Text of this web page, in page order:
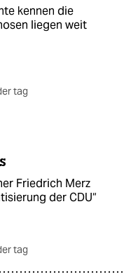
kennen die
liegen weit
tag
Friedrich Merz
der CDU“
tag